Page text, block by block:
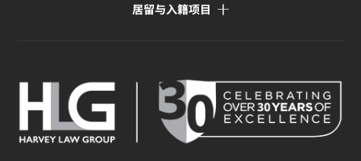
居留与入籍项目